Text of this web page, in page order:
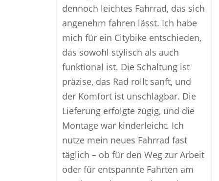
dennoch leichtes Fahrrad, das sich
angenehm fahren lässt. Ich habe
mich für ein Citybike entschieden,
das sowohl stylisch als auch
funktional ist. Die Schaltung ist
präzise, das Rad rollt sanft, und
der Komfort ist unschlagbar. Die
Lieferung erfolgte zügig, und die
Montage war kinderleicht. Ich
nutze mein neues Fahrrad fast
täglich – ob für den Weg zur Arbeit
oder für entspannte Fahrten am